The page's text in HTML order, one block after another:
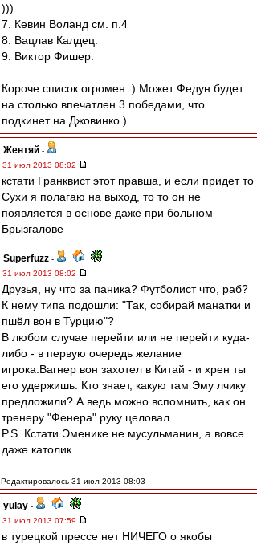
)))
7. Кевин Воланд см. п.4
8. Вацлав Калдец.
9. Виктор Фишер.
Короче список огромен :) Может Федун будет
на столько впечатлен 3 победами, что
подкинет на Джовинко )
Жентяй -
31 июл 2013 08:02
кстати Гранквист этот правша, и если придет то
Сухи я полагаю на выход, то то он не
появляется в основе даже при больном
Брызгалове
Superfuzz -
31 июл 2013 08:02
Друзья, ну что за паника? Футболист что, раб?
К нему типа подошли: "Так, собирай манатки и
пшёл вон в Турцию"?
В любом случае перейти или не перейти куда-
либо - в первую очередь желание
игрока.Вагнер вон захотел в Китай - и хрен ты
его удержишь. Кто знает, какую там Эму лчику
предложили? А ведь можно вспомнить, как он
тренеру "Фенера" руку целовал.
P.S. Кстати Эменике не мусульманин, а вовсе
даже католик.
Редактировалось 31 июл 2013 08:03
yulay -
31 июл 2013 07:59
в турецкой прессе нет НИЧЕГО о якобы